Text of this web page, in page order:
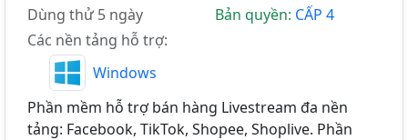
Dùng thử 5 ngày
Bản quyền: CẤP 4
Các nền tảng hỗ trợ:
Windows
Phần mềm hỗ trợ bán hàng Livestream đa nền
tảng: Facebook, TikTok, Shopee, Shoplive. Phần